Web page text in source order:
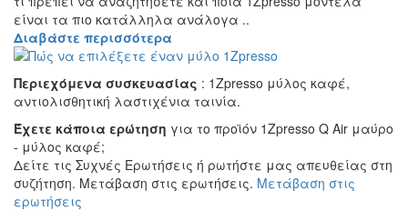
είναι τα πιο κατάλληλα ανάλογα ..
Διαβάστε περισσότερα
Περιεχόμενα συσκευασίας : 1Zpresso μύλος καφέ,
αντιολισθητική λαστιχένια ταινία.
Έχετε κάποια ερώτηση για το προϊόν 1Zpresso Q Air μαύρο
- μύλος καφέ;
Δείτε τις Συχνές Ερωτήσεις ή ρωτήστε μας απευθείας στη
συζήτηση. Μετάβαση στις ερωτήσεις. Μετάβαση στις
ερωτήσεις